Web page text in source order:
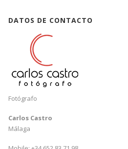
DATOS DE CONTACTO
Fotógrafo
Carlos Castro
Málaga